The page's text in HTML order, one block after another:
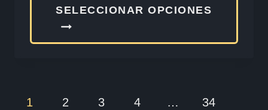
SELECCIONAR OPCIONES
tiene
1 2 3 4 … 34